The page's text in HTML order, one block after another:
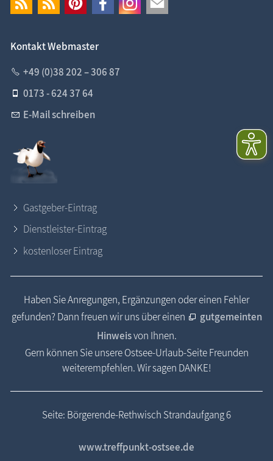
Kontakt Webmaster
+49 (0)38 202 – 306 87
0173 - 624 37 64
E-Mail schreiben
Gastgeber-Eintrag
Dienstleister-Eintrag
kostenloser Eintrag
Haben Sie Anregungen, Ergänzungen oder einen Fehler
gefunden? Dann freuen wir uns über einen
gutgemeinten
Hinweisvon Ihnen.
Gern können Sie unsere Ostsee-Urlaub-Seite Freunden
weiterempfehlen. Wir sagen DANKE!
Seite: Börgerende-Rethwisch Strandaufgang 6
www.treffpunkt-ostsee.de